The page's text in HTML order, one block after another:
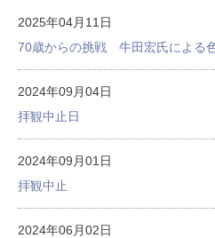
2025年04月11日
70歳からの挑戦 牛田宏氏による
2024年09月04日
拝観中止日
2024年09月01日
拝観中止
2024年06月02日